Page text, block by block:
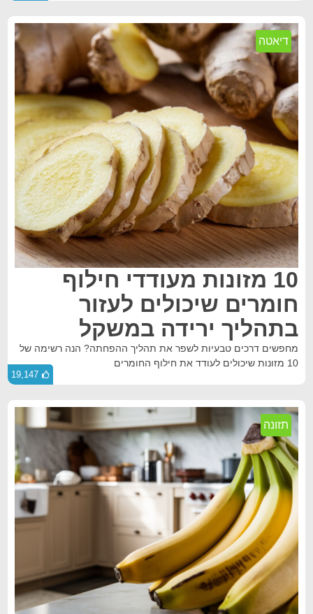
דיאטה
10 מזונות מעודדי חילוף
חומרים שיכולים לעזור
בתהליך ירידה במשקל
מחפשים דרכים טבעיות לשפר את תהליך ההפחתה? הנה רשימה של
10 מזונות שיכולים לעודד את חילוף החומרים
19,147
תזונה